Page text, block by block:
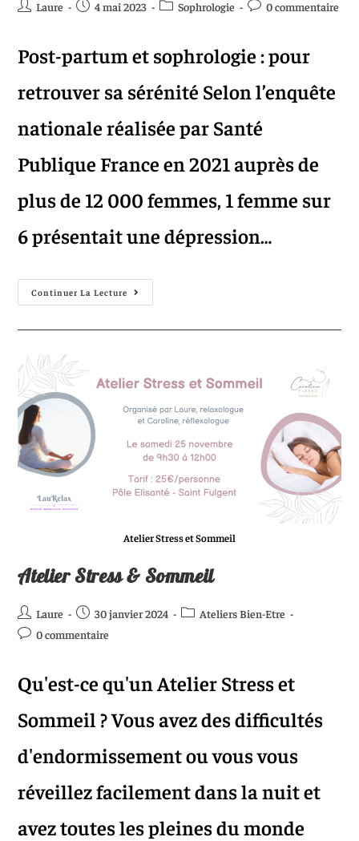
Laure 4 mai 2023 Sophrologie 0 commentaire
Post-partum et sophrologie : pour
retrouver sa sérénité Selon l’enquête
nationale réalisée par Santé
Publique France en 2021 auprès de
plus de 12 000 femmes, 1 femme sur
6 présentait une dépression…
Continuer La Lecture
Atelier Stress et Sommeil
Atelier Stress & Sommeil
Laure 30 janvier 2024
Ateliers Bien-Etre
0 commentaire
Qu'est-ce qu'un Atelier Stress et
Sommeil ? Vous avez des difficultés
d'endormissement ou vous vous
réveillez facilement dans la nuit et
avez toutes les pleines du monde